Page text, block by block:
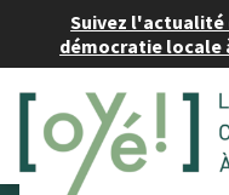
Suivez l'actualité
démocratie locale